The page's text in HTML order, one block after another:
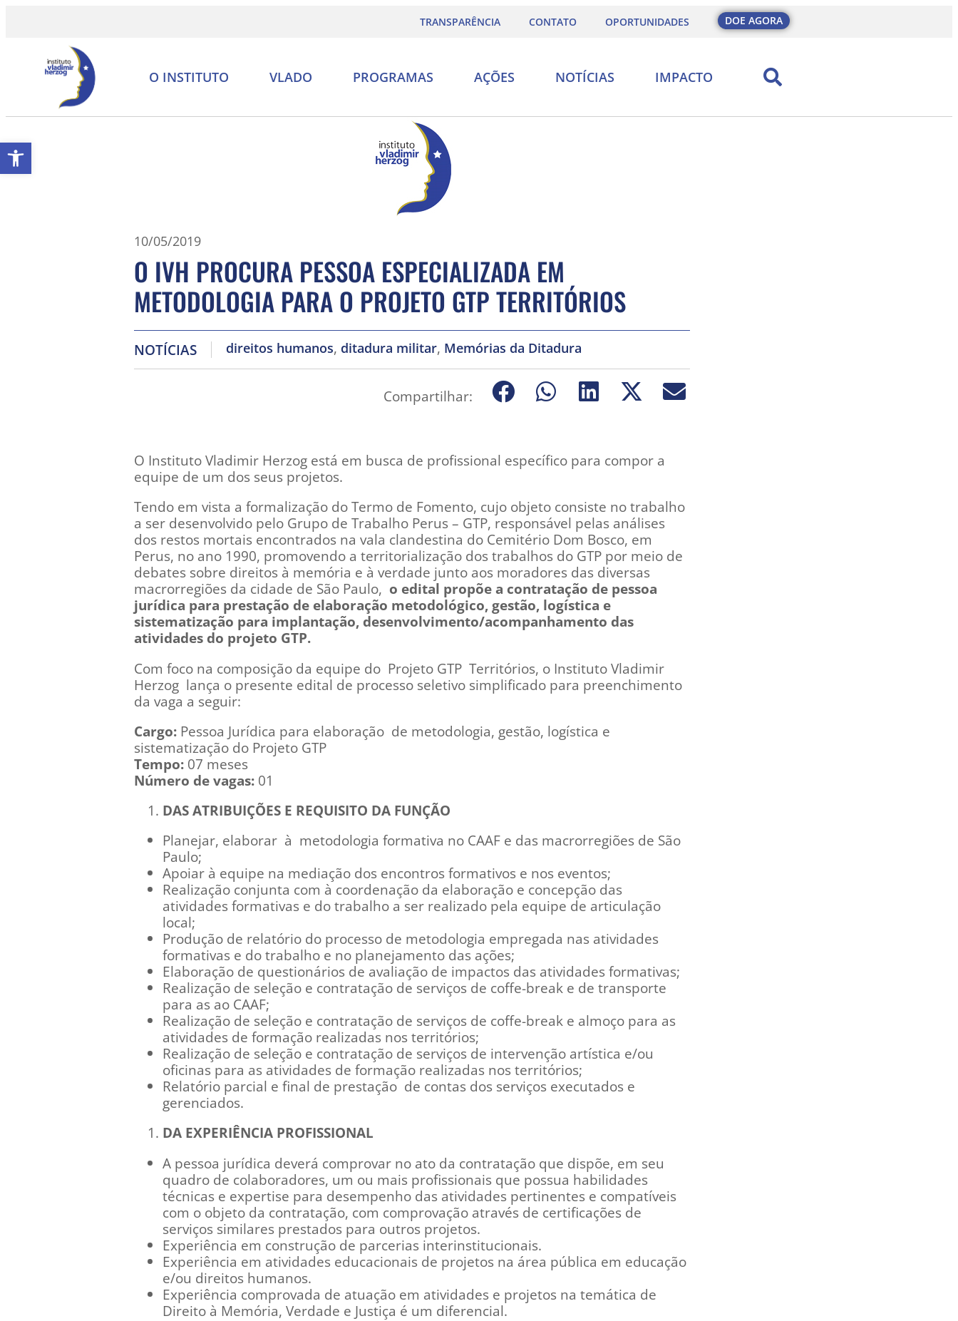
Abrir a barra de ferramentas
TRANSPARÊNCIA CONTATO OPORTUNIDADES DOE AGORA
O INSTITUTO VLADO PROGRAMAS AÇÕES NOTÍCIAS IMPACTO
10/05/2019
O IVH PROCURA PESSOA ESPECIALIZADA EM
METODOLOGIA PARA O PROJETO GTP TERRITÓRIOS
NOTÍCIAS direitos humanos, ditadura militar, Memórias da Ditadura
Compartilhar:
O Instituto Vladimir Herzog está em busca de profissional específico para compor a
equipe de um dos seus projetos.
Tendo em vista a formalização do Termo de Fomento, cujo objeto consiste no trabalho
a ser desenvolvido pelo Grupo de Trabalho Perus – GTP, responsável pelas análises
dos restos mortais encontrados na vala clandestina do Cemitério Dom Bosco, em
Perus, no ano 1990, promovendo a territorialização dos trabalhos do GTP por meio de
debates sobre direitos à memória e à verdade junto aos moradores das diversas
macrorregiões da cidade de São Paulo, o edital propõe a contratação de pessoa
jurídica para prestação de elaboração metodológico, gestão, logística e
sistematização para implantação, desenvolvimento/acompanhamento das
atividades do projeto GTP.
Com foco na composição da equipe do Projeto GTP Territórios, o Instituto Vladimir
Herzog lança o presente edital de processo seletivo simplificado para preenchimento
da vaga a seguir:
Cargo: Pessoa Jurídica para elaboração de metodologia, gestão, logística e
sistematização do Projeto GTP
Tempo: 07 meses
Número de vagas: 01
DAS ATRIBUIÇÕES E REQUISITO DA FUNÇÃO
Planejar, elaborar à metodologia formativa no CAAF e das macrorregiões de São
Paulo;
Apoiar à equipe na mediação dos encontros formativos e nos eventos;
Realização conjunta com à coordenação da elaboração e concepção das
atividades formativas e do trabalho a ser realizado pela equipe de articulação
local;
Produção de relatório do processo de metodologia empregada nas atividades
formativas e do trabalho e no planejamento das ações;
Elaboração de questionários de avaliação de impactos das atividades formativas;
Realização de seleção e contratação de serviços de coffe-break e de transporte
para as ao CAAF;
Realização de seleção e contratação de serviços de coffe-break e almoço para as
atividades de formação realizadas nos territórios;
Realização de seleção e contratação de serviços de intervenção artística e/ou
oficinas para as atividades de formação realizadas nos territórios;
Relatório parcial e final de prestação de contas dos serviços executados e
gerenciados.
DA EXPERIÊNCIA PROFISSIONAL
A pessoa jurídica deverá comprovar no ato da contratação que dispõe, em seu
quadro de colaboradores, um ou mais profissionais que possua habilidades
técnicas e expertise para desempenho das atividades pertinentes e compatíveis
com o objeto da contratação, com comprovação através de certificações de
serviços similares prestados para outros projetos.
Experiência em construção de parcerias interinstitucionais.
Experiência em atividades educacionais de projetos na área pública em educação
e/ou direitos humanos.
Experiência comprovada de atuação em atividades e projetos na temática de
Direito à Memória, Verdade e Justiça é um diferencial.